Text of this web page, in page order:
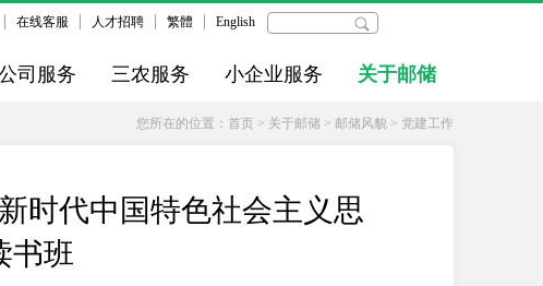
在线客服 人才招聘 繁體 English
司服务 三农服务 小企业服务 关于邮储
您所在的位置： 首页 > 关于邮储 > 邮储风貌 > 党建工作
时代中国特色社会主义思
书班